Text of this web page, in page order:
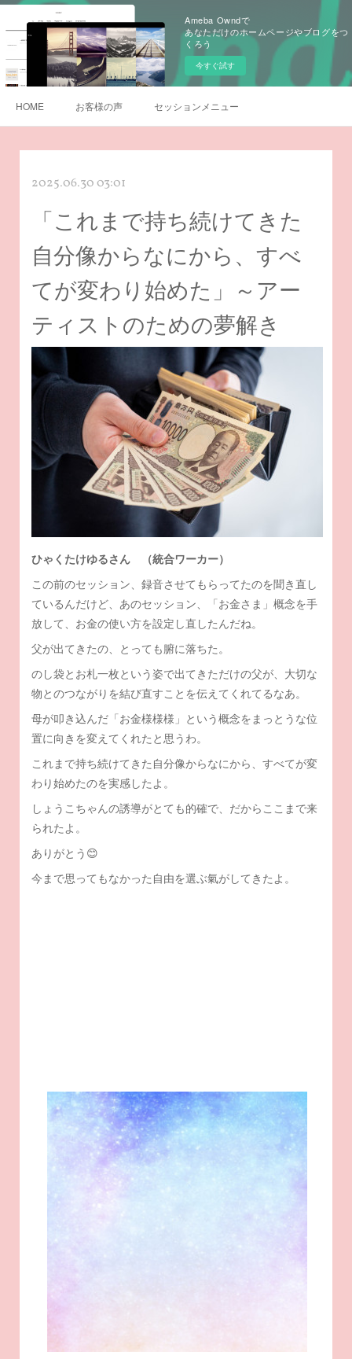
Ameba Owndで
あなただけのホームページやブログをつ
くろう
今すぐ試す
HOME お客様の声 セッションメニュー
2025.06.30 03:01
「これまで持ち続けてきた
自分像からなにから、すべ
てが変わり始めた」～アー
ティストのための夢解き
ひゃくたけゆるさん （統合ワーカー）
この前のセッション、録音させてもらってたのを聞き直し
ているんだけど、あのセッション、「お金さま」概念を手
放して、お金の使い方を設定し直したんだね。
父が出てきたの、とっても腑に落ちた。
のし袋とお札一枚という姿で出てきただけの父が、大切な
物とのつながりを結び直すことを伝えてくれてるなあ。
母が叩き込んだ「お金様様様」という概念をまっとうな位
置に向きを変えてくれたと思うわ。
これまで持ち続けてきた自分像からなにから、すべてが変
わり始めたのを実感したよ。
しょうこちゃんの誘導がとても的確で、だからここまで来
られたよ。
ありがとう😊
今まで思ってもなかった自由を選ぶ氣がしてきたよ。